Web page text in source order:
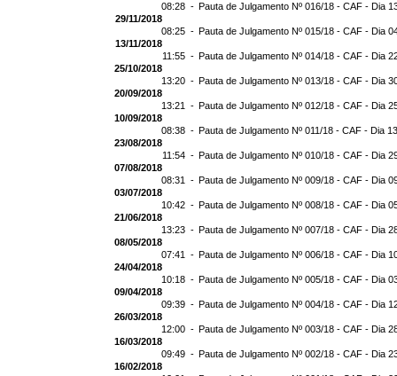
08:28 - Pauta de Julgamento Nº 016/18 - CAF - Dia
29/11/2018
08:25 - Pauta de Julgamento Nº 015/18 - CAF - Dia
13/11/2018
11:55 - Pauta de Julgamento Nº 014/18 - CAF - Dia
25/10/2018
13:20 - Pauta de Julgamento Nº 013/18 - CAF - Dia
20/09/2018
13:21 - Pauta de Julgamento Nº 012/18 - CAF - Dia
10/09/2018
08:38 - Pauta de Julgamento Nº 011/18 - CAF - Dia
23/08/2018
11:54 - Pauta de Julgamento Nº 010/18 - CAF - Dia
07/08/2018
08:31 - Pauta de Julgamento Nº 009/18 - CAF - Dia
03/07/2018
10:42 - Pauta de Julgamento Nº 008/18 - CAF - Dia
21/06/2018
13:23 - Pauta de Julgamento Nº 007/18 - CAF - Dia
08/05/2018
07:41 - Pauta de Julgamento Nº 006/18 - CAF - Dia
24/04/2018
10:18 - Pauta de Julgamento Nº 005/18 - CAF - Dia
09/04/2018
09:39 - Pauta de Julgamento Nº 004/18 - CAF - Dia
26/03/2018
12:00 - Pauta de Julgamento Nº 003/18 - CAF - Dia
16/03/2018
09:49 - Pauta de Julgamento Nº 002/18 - CAF - Dia
16/02/2018